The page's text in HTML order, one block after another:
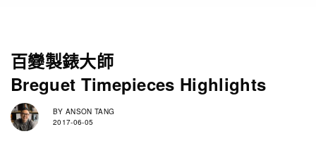
百變製錶大師
Breguet Timepieces Highlights
BY ANSON TANG
2017-06-05